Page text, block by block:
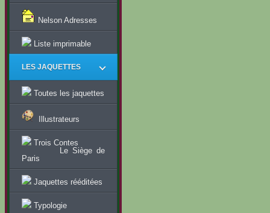
Nelson Adresses
Liste imprimable
LES JAQUETTES
Toutes les jaquettes
Illustrateurs
Trois Contes
Le Siège de
Paris
Jaquettes rééditées
Typologie